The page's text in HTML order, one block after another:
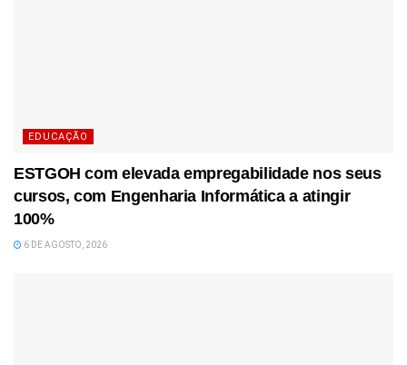
EDUCAÇÃO
ESTGOH com elevada empregabilidade nos seus
cursos, com Engenharia Informática a atingir
100%
6 DE AGOSTO, 2026